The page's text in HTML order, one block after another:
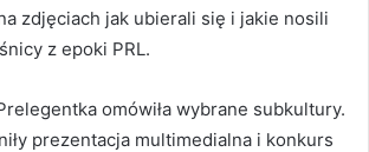
zdjęciach jak ubierali się i jakie nosili
z epoki PRL.
omówiła wybrane subkultury.
prezentacja multimedialna i konkurs